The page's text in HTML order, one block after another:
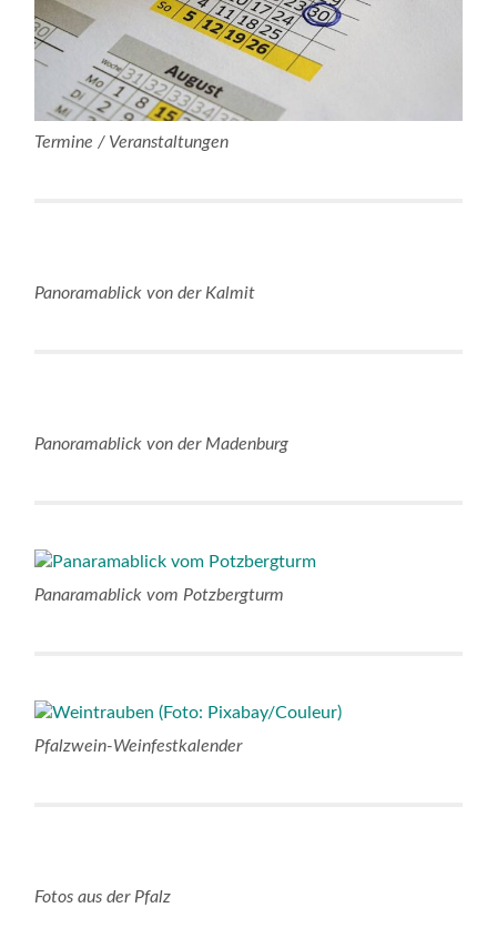
Termine / Veranstaltungen
Panoramablick von der Kalmit
Panoramablick von der Madenburg
Panaramablick vom Potzbergturm
Pfalzwein-Weinfestkalender
Fotos aus der Pfalz